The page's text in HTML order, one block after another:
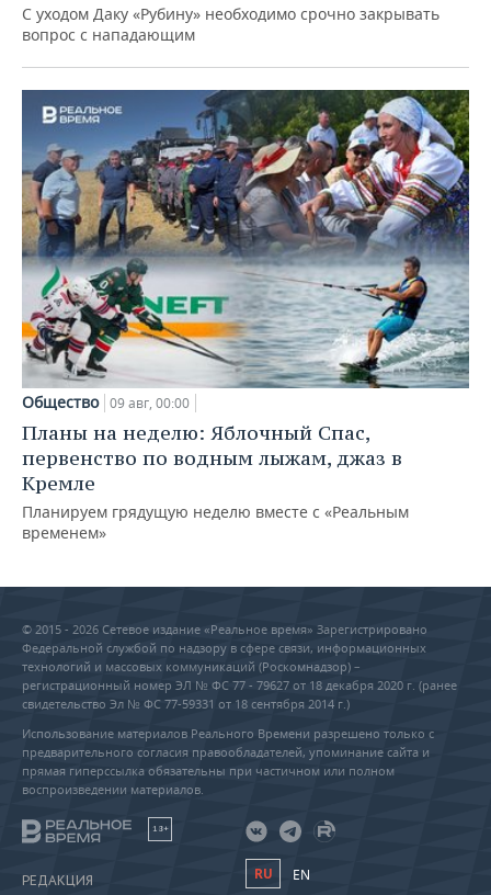
С уходом Даку «Рубину» необходимо срочно закрывать
вопрос с нападающим
Общество 09 авг, 00:00
Планы на неделю: Яблочный Спас,
первенство по водным лыжам, джаз в
Кремле
Планируем грядущую неделю вместе с «Реальным
временем»
© 2015 - 2026 Сетевое издание «Реальное время» Зарегистрировано
Федеральной службой по надзору в сфере связи, информационных
технологий и массовых коммуникаций (Роскомнадзор) –
регистрационный номер ЭЛ № ФС 77 - 79627 от 18 декабря 2020 г. (ранее
свидетельство Эл № ФС 77-59331 от 18 сентября 2014 г.)
Использование материалов Реального Времени разрешено только с
предварительного согласия правообладателей, упоминание сайта и
прямая гиперссылка обязательны при частичном или полном
воспроизведении материалов.
18+
РЕДАКЦИЯ RU EN